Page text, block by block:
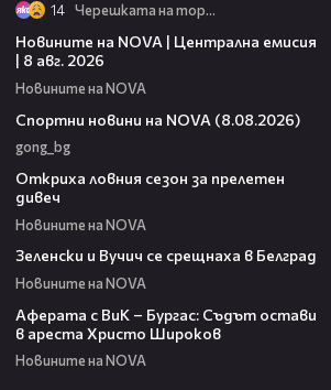
14 Черешката на тортата
Новините на NOVA | Централна емисия
| 8 авг. 2026
Новините на NOVA
Спортни новини на NOVA (8.08.2026)
gong_bg
Откриха ловния сезон за прелетен
дивеч
Новините на NOVA
Зеленски и Вучич се срещнаха в Белград
Новините на NOVA
Аферата с ВиК – Бургас: Съдът остави
в ареста Христо Широков
Новините на NOVA